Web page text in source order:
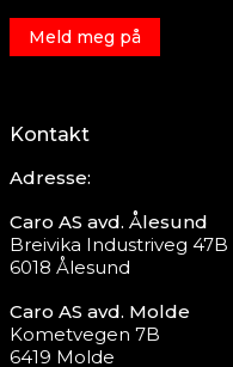
Meld meg på
Kontakt
Adresse:
Caro AS avd. Ålesund
Breivika Industriveg 47B
6018 Ålesund
Caro AS avd. Molde
Kometvegen 7B
6419 Molde